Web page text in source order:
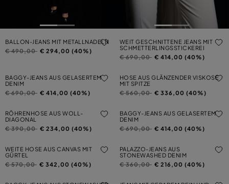
BALLON-JEANS MIT METALLNADELN
Preis reduziert von
€ 490,00auf
€ 294,00 (40%)
WEIT GESCHNITTENE JEANS MIT
SCHMETTERLINGSSTICKEREI
Preis reduziert von
€ 690,00auf
€ 414,00 (40%)
BAGGY-JEANS AUS GELASERTEM
DENIM
Preis reduziert von
€ 690,00auf
€ 414,00 (40%)
HOSE AUS GLÄNZENDER VISKOSE
MIT SPITZE
Preis reduziert von
€ 560,00auf
€ 336,00 (40%)
RÖHRENHOSE AUS WOLL-
DIAGONAL
Preis reduziert von
€ 390,00auf
€ 234,00 (40%)
BAGGY-JEANS AUS GELASERTEM
DENIM
Preis reduziert von
€ 690,00auf
€ 414,00 (40%)
WEITE HOSE AUS CANVAS MIT
GÜRTEL
Preis reduziert von
€ 570,00auf
€ 342,00 (40%)
PALAZZO-JEANS AUS
STONEWASHED DENIM
Preis reduziert von
€ 360,00auf
€ 216,00 (40%)